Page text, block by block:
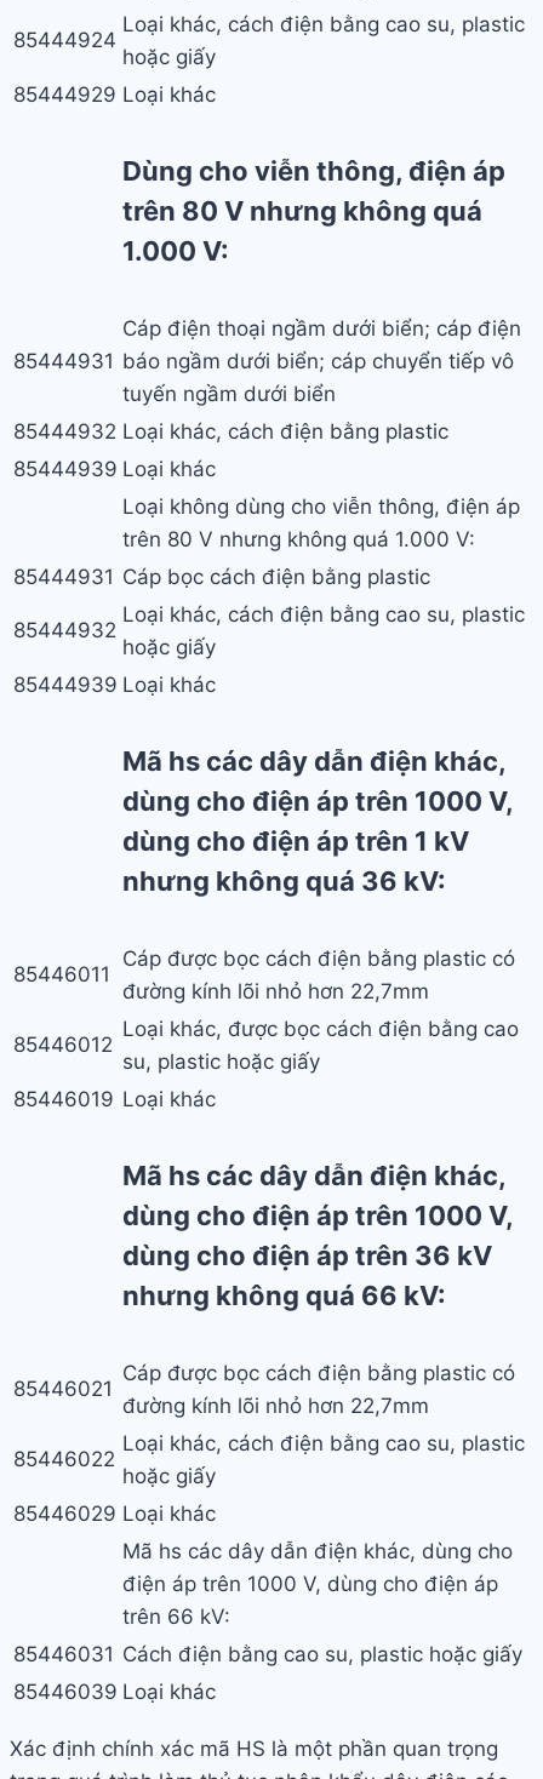
85444924
Loại khác, cách điện bằng cao su, plastic
hoặc giấy
85444929 Loại khác
Dùng cho viễn thông, điện áp
trên 80 V nhưng không quá
1.000 V:
85444931
Cáp điện thoại ngầm dưới biển; cáp điện
báo ngầm dưới biển; cáp chuyển tiếp vô
tuyến ngầm dưới biển
85444932 Loại khác, cách điện bằng plastic
85444939 Loại khác
Loại không dùng cho viễn thông, điện áp
trên 80 V nhưng không quá 1.000 V:
85444931 Cáp bọc cách điện bằng plastic
85444932
Loại khác, cách điện bằng cao su, plastic
hoặc giấy
85444939 Loại khác
Mã hs các dây dẫn điện khác,
dùng cho điện áp trên 1000 V,
dùng cho điện áp trên 1 kV
nhưng không quá 36 kV:
85446011
Cáp được bọc cách điện bằng plastic có
đường kính lõi nhỏ hơn 22,7mm
85446012
Loại khác, được bọc cách điện bằng cao
su, plastic hoặc giấy
85446019 Loại khác
Mã hs các dây dẫn điện khác,
dùng cho điện áp trên 1000 V,
dùng cho điện áp trên 36 kV
nhưng không quá 66 kV:
85446021
Cáp được bọc cách điện bằng plastic có
đường kính lõi nhỏ hơn 22,7mm
85446022
Loại khác, cách điện bằng cao su, plastic
hoặc giấy
85446029 Loại khác
Mã hs các dây dẫn điện khác, dùng cho
điện áp trên 1000 V, dùng cho điện áp
trên 66 kV:
85446031 Cách điện bằng cao su, plastic hoặc giấy
85446039 Loại khác
Xác định chính xác mã HS là một phần quan trọng